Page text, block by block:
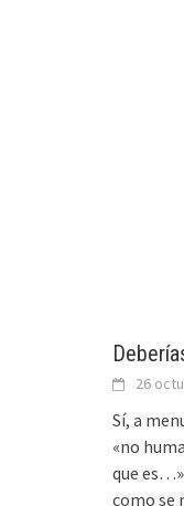
26
Sí, a
«no
que
como se